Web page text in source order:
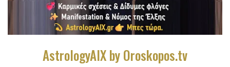
AstrologyAIX by Oroskopos.tv